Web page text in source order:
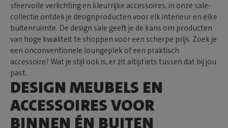
sfeervolle verlichting en kleurrijke accessoires, in onze sale-
collectie ontdek je designproducten voor elk interieur en elke
buitenruimte. De design sale geeft je de kans om producten
van hoge kwaliteit te shoppen voor een scherpe prijs. Zoek je
een onconventionele loungeplek of een praktisch
accessoire? Wat je stijl ook is, er zit altijd iets tussen dat bij jou
past.
DESIGN MEUBELS EN
ACCESSOIRES VOOR
BINNEN ÉN BUITEN